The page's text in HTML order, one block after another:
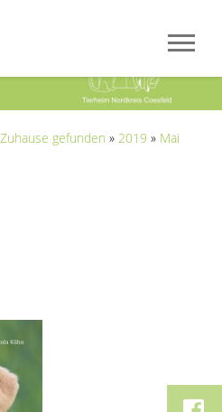
Zuhause gefunden » 2019 » Mai